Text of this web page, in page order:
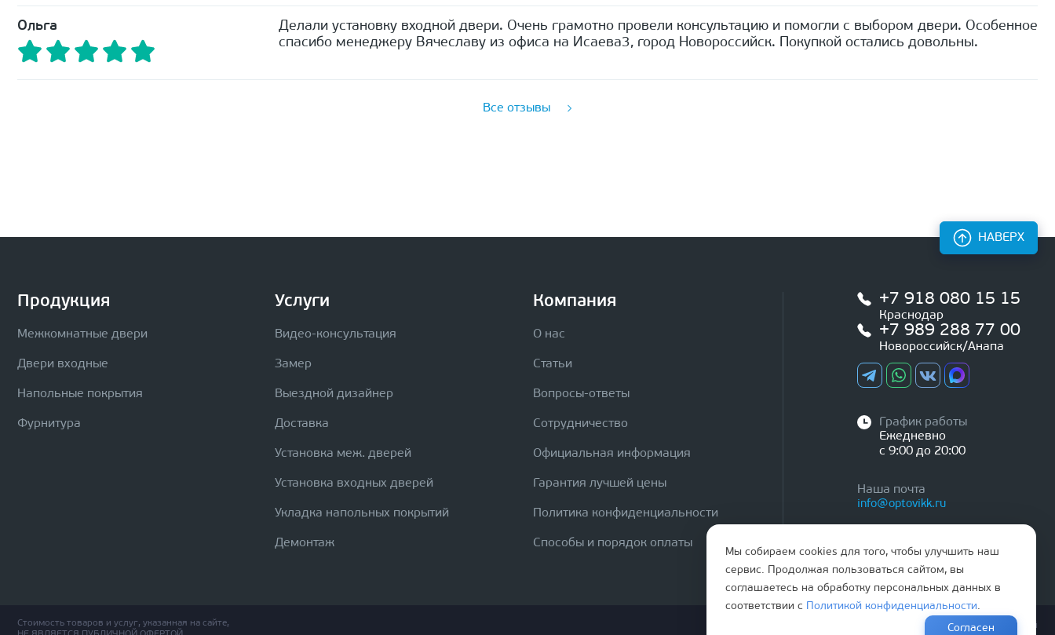
Ольга
Делали установку входной двери. Очень грамотно провели консультацию и помогли с выбором двери. Особенное
спасибо менеджеру Вячеславу из офиса на Исаева3, город Новороссийск. Покупкой остались довольны.
Все отзывы
Продукция
Межкомнатные двери
Двери входные
Напольные покрытия
Фурнитура
Услуги
Видео-консультация
Замер
Выездной дизайнер
Доставка
Установка меж. дверей
Установка входных дверей
Укладка напольных покрытий
Демонтаж
Компания
О нас
Статьи
Вопросы-ответы
Сотрудничество
Официальная информация
Гарантия лучшей цены
Политика конфиденциальности
Способы и порядок оплаты
+7 918 080 15 15
Краснодар
+7 989 288 77 00
Новороссийск/Анапа
График работы
Ежедневно
с 9:00 до 20:00
Наша почта
info@optovikk.ru
НАВЕРХ
Стоимость товаров и услуг, указанная на сайте,
Правила эксплутации входных и межкомнатных дверей
Мы собираем cookies для того, чтобы улучшить наш
сервис. Продолжая пользоваться сайтом, вы
соглашаетесь на обработку персональных данных в
соответствии с
Политикой конфиденциальности.
Согласен